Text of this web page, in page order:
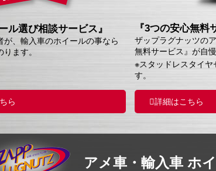
ル選び相談サービス』
が、輸入車のホイールの事なら
ます。
ら
『3つの安心無料
ザップラグナッツの
無料サービス』が自
※スタッドレスタイヤ
す。
詳細はこちら
アメ車・輸入車 ホ